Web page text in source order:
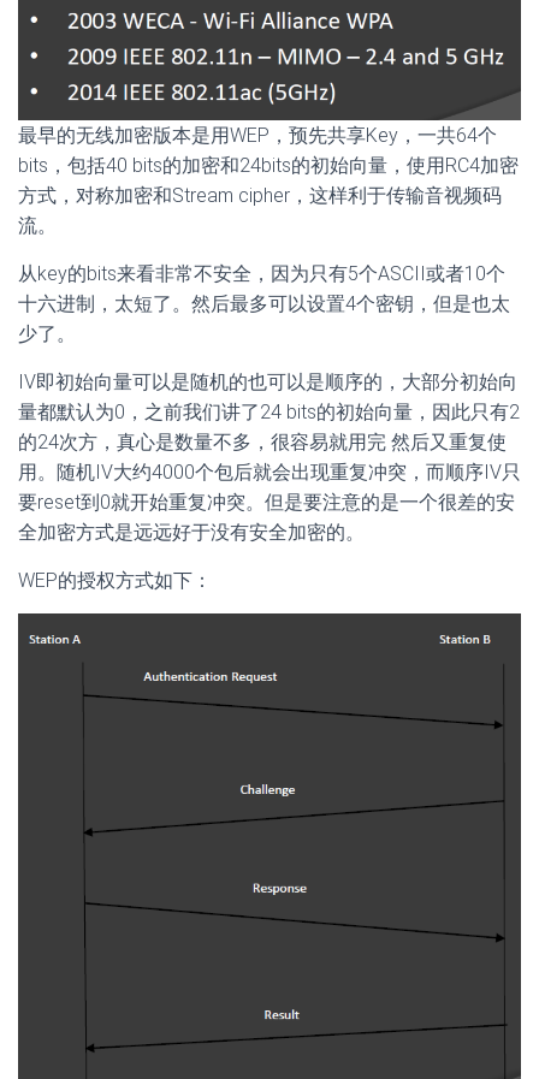
最早的无线加密版本是用WEP，预先共享Key，一共64个
bits，包括40 bits的加密和24bits的初始向量，使用RC4加密
方式，对称加密和Stream cipher，这样利于传输音视频码
流。
从key的bits来看非常不安全，因为只有5个ASCII或者10个
十六进制，太短了。然后最多可以设置4个密钥，但是也太
少了。
IV即初始向量可以是随机的也可以是顺序的，大部分初始向
量都默认为0，之前我们讲了24 bits的初始向量，因此只有2
的24次方，真心是数量不多，很容易就用完 然后又重复使
用。随机IV大约4000个包后就会出现重复冲突，而顺序IV只
要reset到0就开始重复冲突。但是要注意的是一个很差的安
全加密方式是远远好于没有安全加密的。
WEP的授权方式如下：